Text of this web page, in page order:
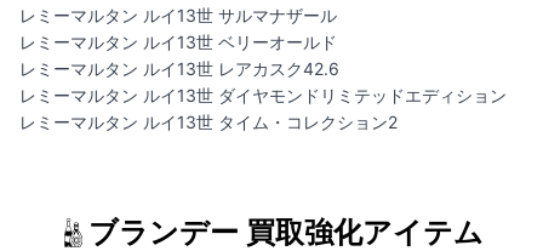
レミーマルタン ルイ13世 サルマナザール
レミーマルタン ルイ13世 ベリーオールド
レミーマルタン ルイ13世 レアカスク42.6
レミーマルタン ルイ13世 ダイヤモンドリミテッドエディション
レミーマルタン ルイ13世 タイム・コレクション2
ブランデー 買取強化アイテム